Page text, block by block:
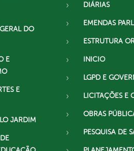
DO
E
E
JARDIM
DIÁRIAS
EMENDAS
ESTRUTURA
INICIO
LGPD E
LICITAÇÕES E
OBRAS
PESQUISA DE